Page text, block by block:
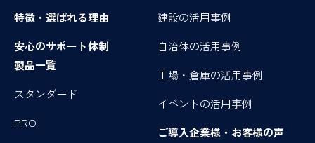
特徴・選ばれる理由
安心のサポート体制
製品一覧
スタンダード
PRO
建設の活用事例
自治体の活用事例
工場・倉庫の活用事例
イベントの活用事例
ご導入企業様・お客様の声